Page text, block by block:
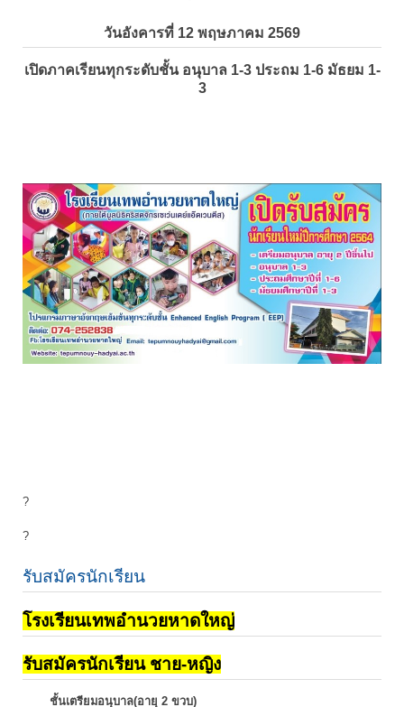
วันอังคารที่ 12 พฤษภาคม 2569
เปิดภาคเรียนทุกระดับชั้น อนุบาล 1-3 ประถม 1-6 มัธยม 1-
3
?
?
รับสมัครนักเรียน
โรงเรียนเทพอำนวยหาดใหญ่
รับสมัครนักเรียน ชาย-หญิง
ชั้นเตรียมอนุบาล(อายุ 2 ขวบ)